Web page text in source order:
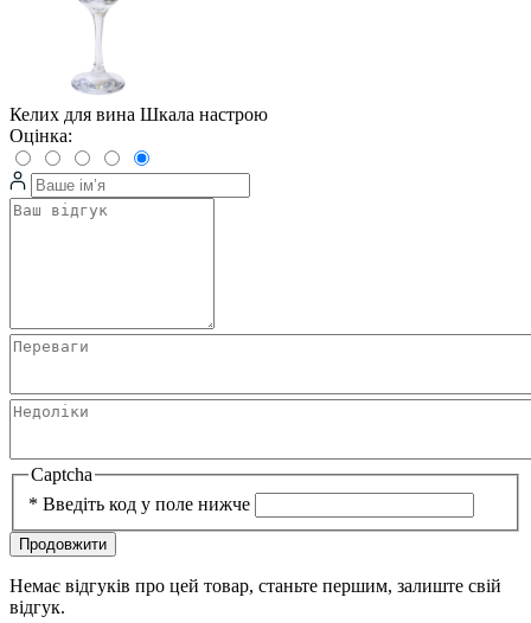
Келих для вина Шкала настрою
Оцінка:
Captcha
* Введіть код у поле нижче
Продовжити
Немає відгуків про цей товар, станьте першим, залиште свій
відгук.